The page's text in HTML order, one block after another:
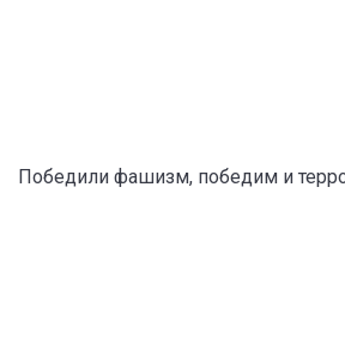
Победили фашизм, победим и